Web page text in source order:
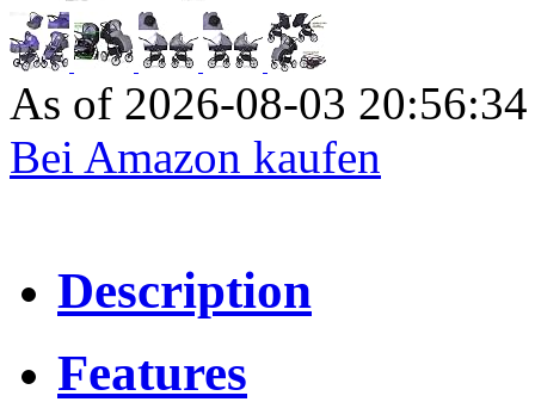
As of 2026-08-03
Bei Amazon kaufen
Description
Features